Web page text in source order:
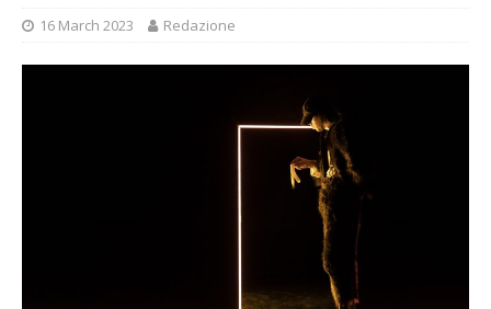
16 March 2023 Redazione